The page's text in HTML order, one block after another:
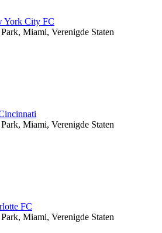
York City FC
, Miami, Verenigde Staten
, Miami, Verenigde Staten
FC
, Miami, Verenigde Staten